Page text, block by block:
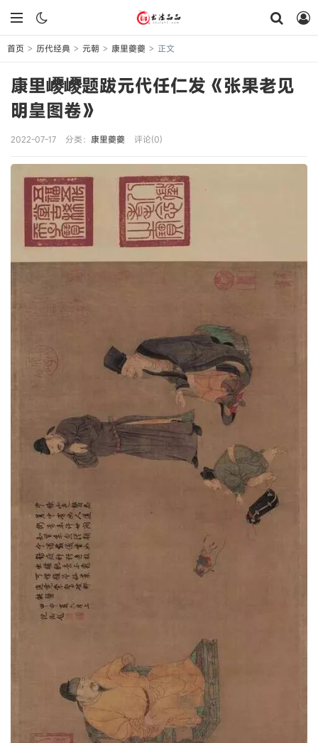
首页 > 历代经典 > 元朝 > 康里夔夔 > 正文
康里巎巎题跋元代任仁发《张果老见
明皇图卷》
2022-07-17 分类： 康里夔夔 评论(0)